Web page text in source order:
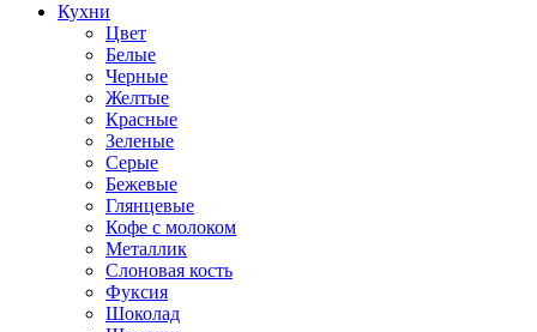
Кухни
Цвет
Белые
Черные
Желтые
Красные
Зеленые
Серые
Бежевые
Глянцевые
Кофе с молоком
Металлик
Слоновая кость
Фуксия
Шоколад